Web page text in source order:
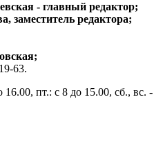
- главный редактор;
, заместитель редактора;
63.
16.00, пт.: с 8 до 15.00, сб., вс. -